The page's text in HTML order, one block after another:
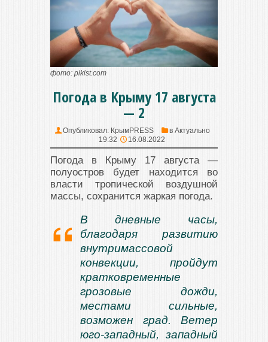
фото: pikist.com
Погода в Крыму 17 августа
— 2
Опубликовал: КрымPRESS в Актуально
19:32
16.08.2022
Погода в Крыму 17 августа —
полуостров будет находится во
власти тропической воздушной
массы, сохранится жаркая погода.
В дневные часы,
благодаря развитию
внутримассовой
конвекции, пройдут
кратковременные
грозовые дожди,
местами сильные,
возможен град. Ветер
юго-западный, западный